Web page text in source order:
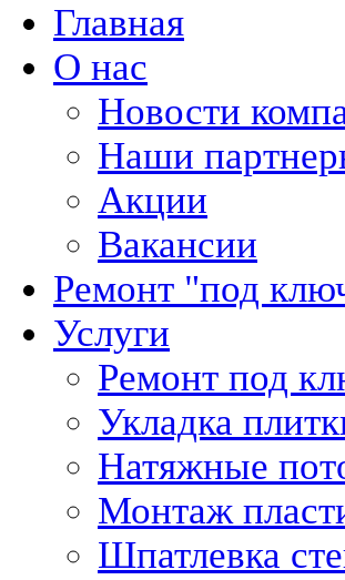
Главная
О нас
Новости
Наши
Акции
Вакансии
Ремонт "под
Услуги
Ремонт под
Укладка
Натяжные
Монтаж
Шпатлевка